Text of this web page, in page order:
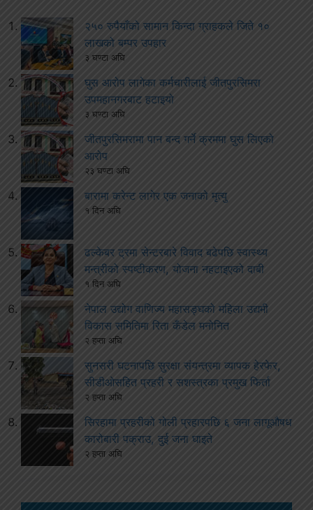
२५० रुपैयाँको सामान किन्दा ग्राहकले जिते १०
लाखको बम्पर उपहार
३ घण्टा अघि
घुस आरोप लागेका कर्मचारीलाई जीतपुरसिमरा
उपमहानगरबाट हटाइयो
३ घण्टा अघि
जीतपुरसिमरामा पान बन्द गर्ने क्रममा घुस लिएको
आरोप
२३ घण्टा अघि
बारामा करेन्ट लागेर एक जनाको मृत्यु
१ दिन अघि
ढल्केबर ट्रमा सेन्टरबारे विवाद बढेपछि स्वास्थ्य
मन्त्रीको स्पष्टीकरण, योजना नहटाइएको दाबी
१ दिन अघि
नेपाल उद्योग वाणिज्य महासङ्घको महिला उद्यमी
विकास समितिमा रिता कँडेल मनोनित
२ हप्ता अघि
सुनसरी घटनापछि सुरक्षा संयन्त्रमा व्यापक हेरफेर,
सीडीओसहित प्रहरी र सशस्त्रका प्रमुख फिर्ता
२ हप्ता अघि
सिरहामा प्रहरीको गोली प्रहारपछि ६ जना लागूऔषध
कारोबारी पक्राउ, दुई जना घाइते
२ हप्ता अघि